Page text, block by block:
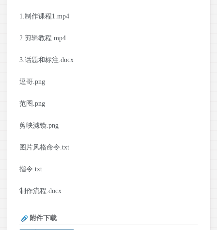
1.制作课程1.mp4
2.剪辑教程.mp4
3.话题和标注.docx
逗哥.png
范图.png
剪映滤镜.png
图片风格命令.txt
指令.txt
制作流程.docx
附件下载